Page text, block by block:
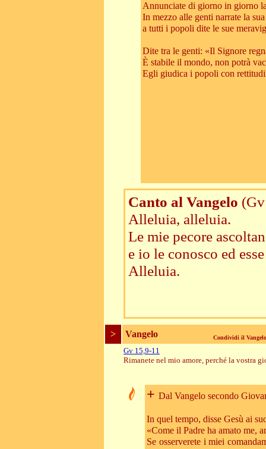
Annunciate di giorno in giorno
In mezzo alle genti narrate la
a tutti i popoli dite le sue
Dite tra le genti: «Il Signore
È stabile il mondo, non potrà
Egli giudica i popoli con
Canto al Vangelo
Alleluia, alleluia.
Le mie pecore
e io le conosco ed
Alleluia.
> Vangelo Condividi il
Gv 15,9-11
Rimanete nel mio amore, perché la vostra
+ Dal Vangelo secondo
In quel tempo, disse Gesù ai
«Come il Padre ha amato me,
Se osserverete i miei